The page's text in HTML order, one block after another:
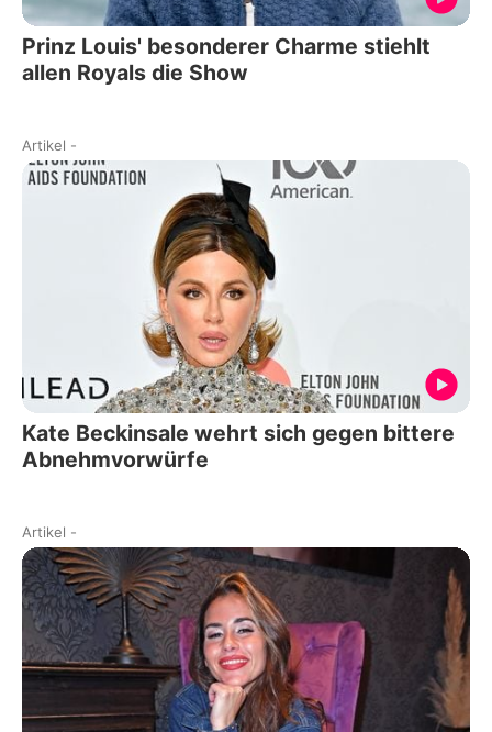
Prinz Louis' besonderer Charme stiehlt
allen Royals die Show
Artikel -
Kate Beckinsale wehrt sich gegen bittere
Abnehmvorwürfe
Artikel -